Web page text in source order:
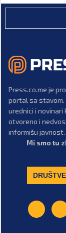
Press.co.me je
portal sa stavom.
urednici i novinari
otvoreno i
informišu javnost.
Mi smo tu